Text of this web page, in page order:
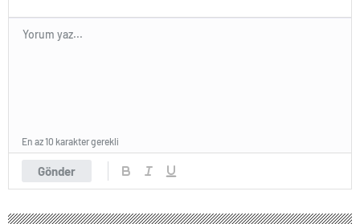
Gönder
En az 10 karakter gerekli